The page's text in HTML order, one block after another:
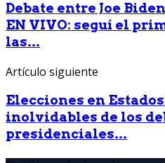
Debate entre Joe
EN VIVO: seguí el
las...
Artículo siguiente
Elecciones en
inolvidables de los
presidenciales...